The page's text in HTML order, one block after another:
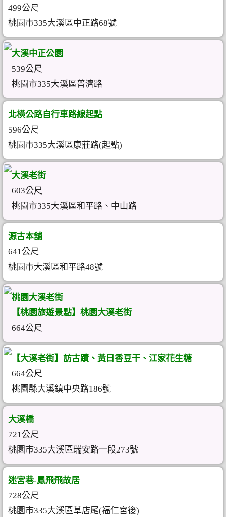
499公尺
桃園市335大溪區中正路68號
大溪中正公園
539公尺
桃園市335大溪區普濟路
北橫公路自行車路線起點
596公尺
桃園市335大溪區康莊路(起點)
大溪老街
603公尺
桃園市335大溪區和平路、中山路
源古本舖
641公尺
桃園市大溪區和平路48號
桃園大溪老街
【桃園旅遊景點】桃園大溪老街
664公尺
【大溪老街】訪古蹟、黃日香豆干、江家花生糖
664公尺
桃園縣大溪鎮中央路186號
大溪橋
721公尺
桃園市335大溪區瑞安路一段273號
迷宮巷-鳳飛飛故居
728公尺
桃園市335大溪區草店尾(福仁宮後)